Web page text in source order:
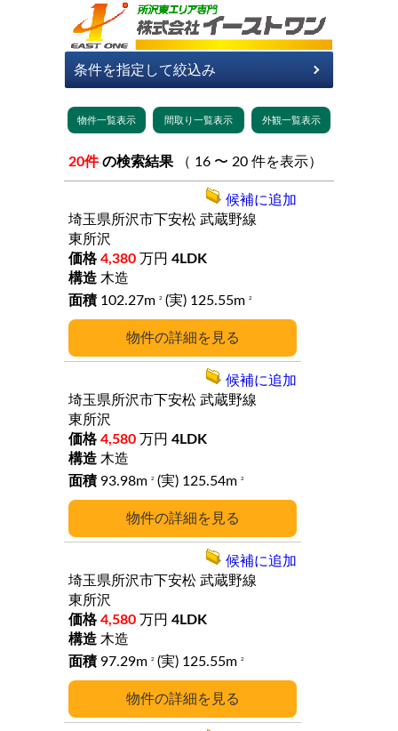
20件 の検索結果 （ 16 〜 20 件を表示）
詳細
埼玉県所沢市下安松 武蔵野線
東所沢
4,380 万円 4LDK
木造
102.27m
2 (実) 125.55m 2
候補に追加
詳細
埼玉県所沢市下安松 武蔵野線
東所沢
4,580 万円 4LDK
木造
93.98m
2 (実) 125.54m 2
候補に追加
詳細
埼玉県所沢市下安松 武蔵野線
東所沢
4,580 万円 4LDK
木造
97.29m
2 (実) 125.55m 2
候補に追加